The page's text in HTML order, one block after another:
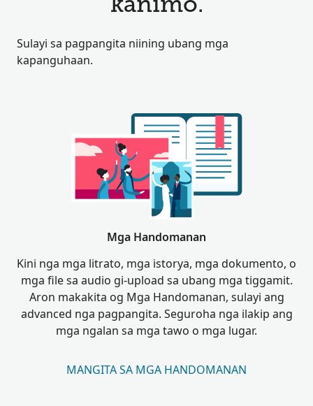
kanimo.
Sulayi sa pagpangita niining ubang mga
kapanguhaan.
Mga Handomanan
Kini nga mga litrato, mga istorya, mga dokumento, o
mga file sa audio gi-upload sa ubang mga tiggamit.
Aron makakita og Mga Handomanan, sulayi ang
advanced nga pagpangita. Seguroha nga ilakip ang
mga ngalan sa mga tawo o mga lugar.
MANGITA SA MGA HANDOMANAN